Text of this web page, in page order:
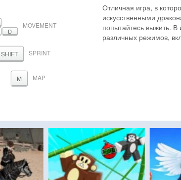
D
MOVEMENT
SHIFT SPRINT
M MAP
Отличная игра, в
искусственными
попытайтесь выжить.
различных режимов,